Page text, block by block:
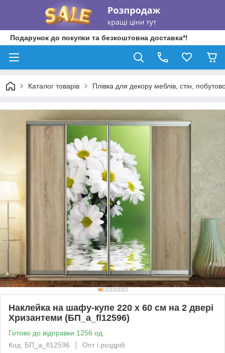
Подарунок до покупки та безкоштовна доставка*!
Каталог товарів Плівка для декору меблів, стін,
Наклейка на шафу-купе 220 х 60 см на 2 двері
Хризантеми (БП_а_fl12596)
Готово до відправки 1256 од.
Код: БП_а_fl12596
Опт і роздріб